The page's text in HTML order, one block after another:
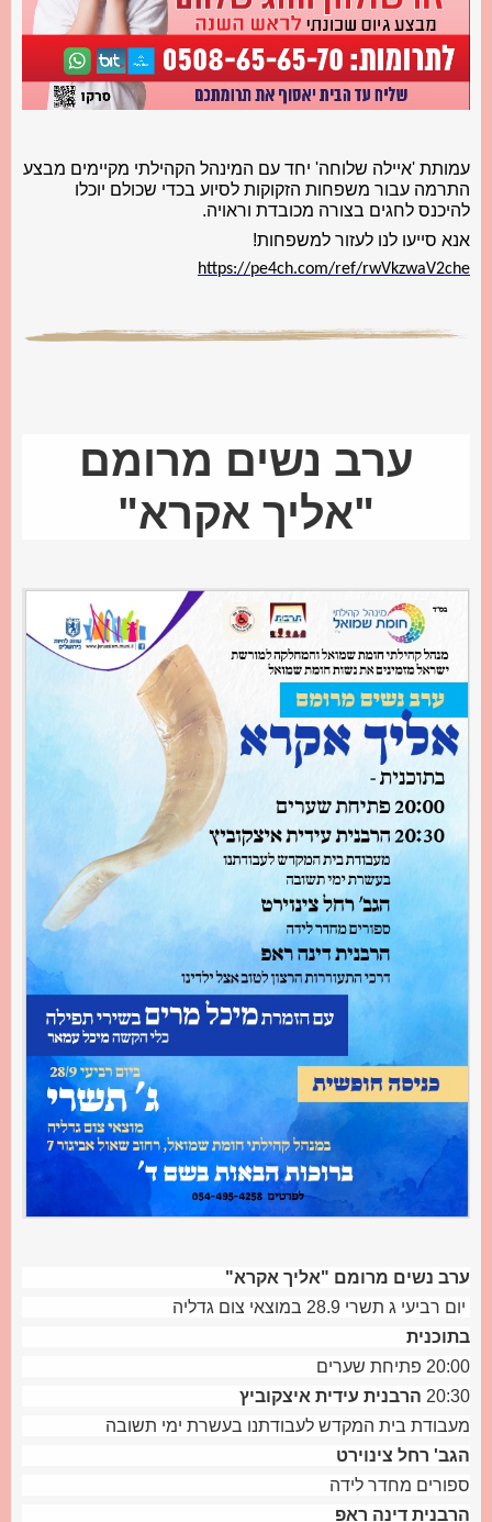
עמותת 'איילה שלוחה' יחד עם המינהל הקהילתי מקיימים מבצע
התרמה עבור משפחות הזקוקות לסיוע בכדי שכולם יוכלו
להיכנס לחגים בצורה מכובדת וראויה.
אנא סייעו לנו לעזור למשפחות!
https://pe4ch.com/ref/rwVkzwaV2che
ערב נשים מרומם
"אליך אקרא"
ערב נשים מרומם "אליך אקרא"
יום רביעי ג תשרי 28.9 ב
מוצאי צום גדליה
בתוכנית
20:00 פתיחת שערים
20:30 הרבנית עידית איצקוביץ
מעבודת בית המקדש לעבודתנו בעשרת ימי תשובה
הגב' רחל צינוירט
ספורים מחדר לידה
הרבנית דינה ראפ